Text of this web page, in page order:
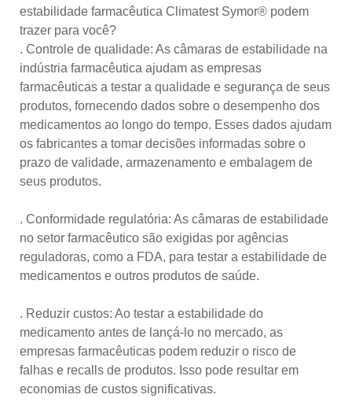
estabilidade farmacêutica Climatest Symor® podem
trazer para você?
. Controle de qualidade: As câmaras de estabilidade na
indústria farmacêutica ajudam as empresas
farmacêuticas a testar a qualidade e segurança de seus
produtos, fornecendo dados sobre o desempenho dos
medicamentos ao longo do tempo. Esses dados ajudam
os fabricantes a tomar decisões informadas sobre o
prazo de validade, armazenamento e embalagem de
seus produtos.
. Conformidade regulatória: As câmaras de estabilidade
no setor farmacêutico são exigidas por agências
reguladoras, como a FDA, para testar a estabilidade de
medicamentos e outros produtos de saúde.
. Reduzir custos: Ao testar a estabilidade do
medicamento antes de lançá-lo no mercado, as
empresas farmacêuticas podem reduzir o risco de
falhas e recalls de produtos. Isso pode resultar em
economias de custos significativas.